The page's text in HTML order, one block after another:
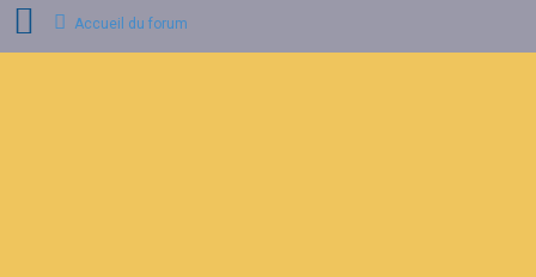
Accueil du forum